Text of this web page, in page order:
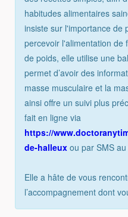
habitudes alimentaires
insiste sur l'importance de
percevoir l'alimentation de
de poids, elle utilise une
permet d’avoir des
masse musculaire et la
ainsi offre un suivi plus
fait en ligne via
https://
de-halleux ou par SMS au
Elle a hâte de vous
l’accompagnement dont